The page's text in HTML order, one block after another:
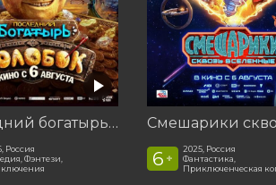
Последний богатырь. Колобок
Россия
Фэнтези,
6 +
2025, Россия
Фантастика,
Приключенческая